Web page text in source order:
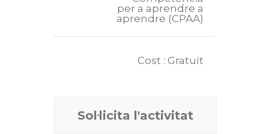
per a aprendre a
aprendre (CPAA)
Cost : Gratuït
Sol·licita l'activitat